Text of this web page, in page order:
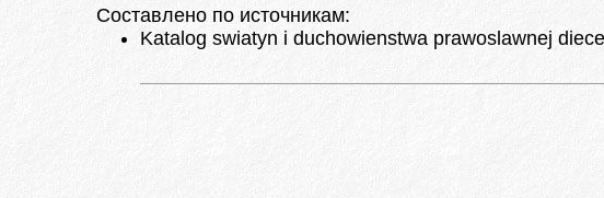
Составлено по источникам:
Katalog swiatyn i duchowienstwa prawoslawnej